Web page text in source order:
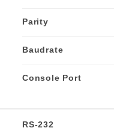
Parity
Baudrate
Console Port
RS-232